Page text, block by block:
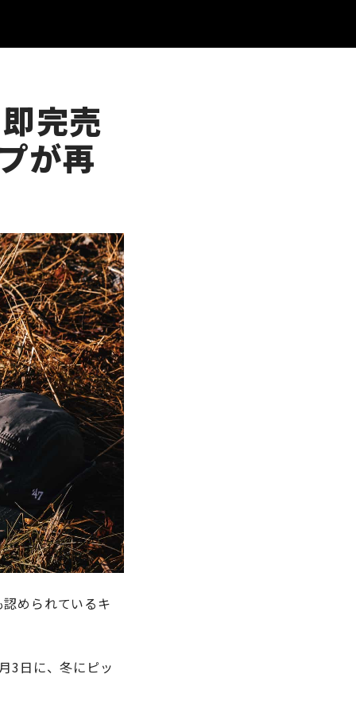
完売
が再
められているキ
3日に、冬にピッ